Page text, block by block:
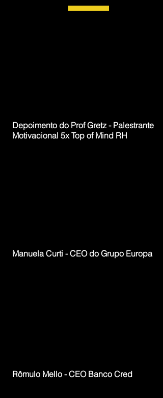
Depoimento do Prof Gretz - Palestrante
Motivacional 5x Top of Mind RH
Manuela Curti - CEO do Grupo Europa
Rômulo Mello - CEO Banco Cred